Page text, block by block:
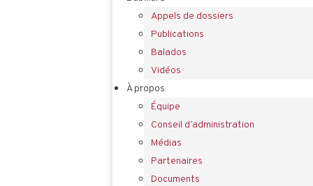
Appels de dossiers
Publications
Balados
Vidéos
À propos
Équipe
Conseil d’administration
Médias
Partenaires
Documents